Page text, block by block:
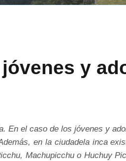
y
En el caso de los jóvenes y
en la ciudadela inca
Machupicchu o Huchuy